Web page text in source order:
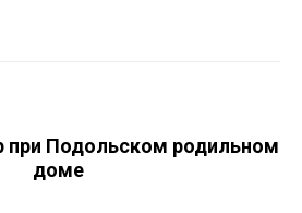
при Подольском родильном
доме